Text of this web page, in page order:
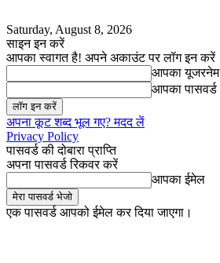
Saturday, August 8, 2026
साइन इन करें
आपका स्वागत है! अपने अकाउंट पर लॉग इन करें
आपका यूजरनेम
आपका पासवर्ड
अपना कूट शब्द भूल गए? मदद लें
Privacy Policy
पासवर्ड की दोबारा प्राप्ति
अपना पासवर्ड रिकवर करें
आपका ईमेल
एक पासवर्ड आपको ईमेल कर दिया जाएगा।